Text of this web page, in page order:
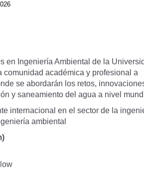
en Ingeniería Ambiental de la
comunidad académica y profesional a
se abordarán los retos,
y saneamiento del agua a nivel
internacional en el sector de la
ambiental